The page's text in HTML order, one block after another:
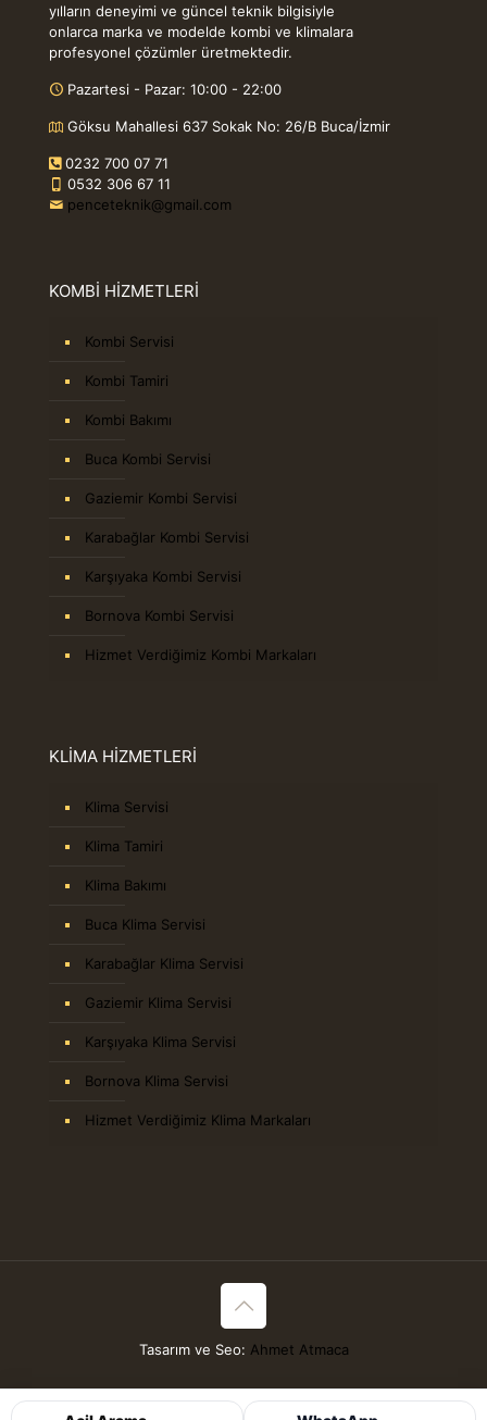
yılların deneyimi ve güncel teknik bilgisiyle
onlarca marka ve modelde kombi ve klimalara
profesyonel çözümler üretmektedir.
Pazartesi - Pazar: 10:00 - 22:00
Göksu Mahallesi 637 Sokak No: 26/B Buca/İzmir
0232 700 07 71
0532 306 67 11
penceteknik@gmail.com
KOMBİ HİZMETLERİ
Kombi Servisi
Kombi Tamiri
Kombi Bakımı
Buca Kombi Servisi
Gaziemir Kombi Servisi
Karabağlar Kombi Servisi
Karşıyaka Kombi Servisi
Bornova Kombi Servisi
Hizmet Verdiğimiz Kombi Markaları
KLİMA HİZMETLERİ
Klima Servisi
Klima Tamiri
Klima Bakımı
Buca Klima Servisi
Karabağlar Klima Servisi
Gaziemir Klima Servisi
Karşıyaka Klima Servisi
Bornova Klima Servisi
Hizmet Verdiğimiz Klima Markaları
Tasarım ve Seo: Ahmet Atmaca